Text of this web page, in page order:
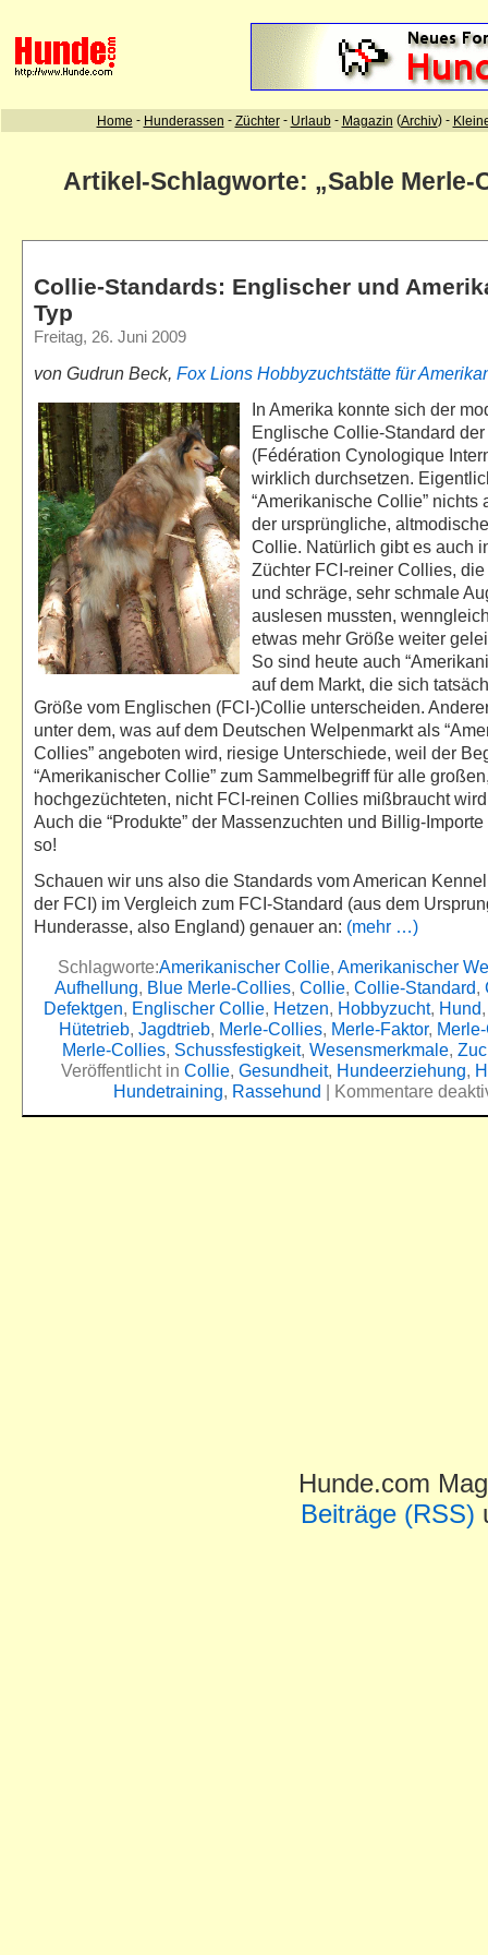
Artikel-Schlagworte: „Sable Merle-
Collie-Standards: Englischer und
Typ
Freitag, 26. Juni 2009
von Gudrun Beck, Fox Lions Hobbyzuchtstätte für
In Amerika konnte sich der
Englische Collie-Standard der
(Fédération Cynologique
wirklich durchsetzen.
“Amerikanische Collie” nichts
der ursprüngliche,
Collie. Natürlich gibt es auch
Züchter FCI-reiner Collies,
und schräge, sehr schmale
auslesen mussten,
etwas mehr Größe weiter
So sind heute auch
auf dem Markt, die sich
Größe vom Englischen (FCI-)Collie unterscheiden.
unter dem, was auf dem Deutschen Welpenmarkt als
Collies” angeboten wird, riesige Unterschiede, weil der
“Amerikanischer Collie” zum Sammelbegriff für alle
hochgezüchteten, nicht FCI-reinen Collies mißbraucht
Auch die “Produkte” der Massenzuchten und Billig-
so!
Schauen wir uns also die Standards vom American
der FCI) im Vergleich zum FCI-Standard (aus dem
Hunderasse, also England) genauer an: (mehr …)
Schlagworte:Amerikanischer Collie, Amerikanischer
Aufhellung, Blue Merle-Collies, Collie, Collie-Standard,
Defektgen, Englischer Collie, Hetzen, Hobbyzucht, Hund
Hütetrieb, Jagdtrieb, Merle-Collies, Merle-Faktor,
Merle-Collies, Schussfestigkeit, Wesensmerkmale,
Veröffentlicht in Collie, Gesundheit, Hundeerziehung,
Hundetraining, Rassehund | Kommentare
Hunde.com
Beiträge (RSS)